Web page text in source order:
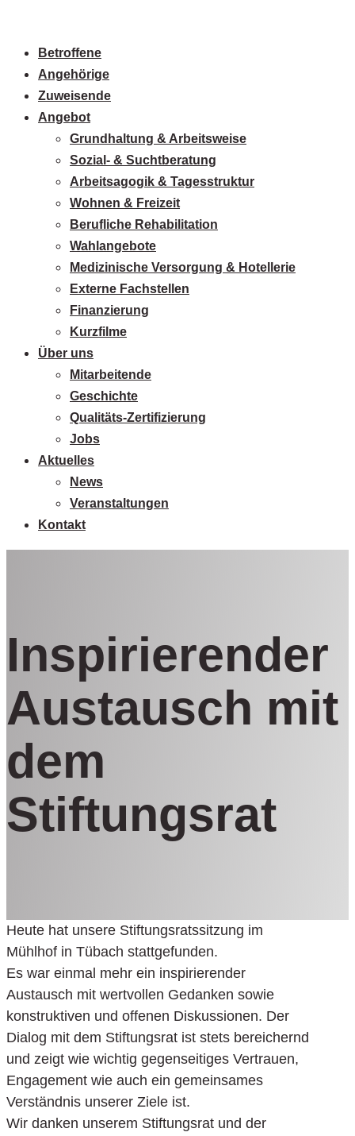
Betroffene
Angehörige
Zuweisende
Angebot
Grundhaltung & Arbeitsweise
Sozial- & Suchtberatung
Arbeitsagogik & Tagesstruktur
Wohnen & Freizeit
Berufliche Rehabilitation
Wahlangebote
Medizinische Versorgung & Hotellerie
Externe Fachstellen
Finanzierung
Kurzfilme
Über uns
Mitarbeitende
Geschichte
Qualitäts-Zertifizierung
Jobs
Aktuelles
News
Veranstaltungen
Kontakt
Inspirierender
Austausch mit
dem
Stiftungsrat
Heute hat unsere Stiftungsratssitzung im
Mühlhof in Tübach stattgefunden.
Es war einmal mehr ein inspirierender
Austausch mit wertvollen Gedanken sowie
konstruktiven und offenen Diskussionen. Der
Dialog mit dem Stiftungsrat ist stets bereichernd
und zeigt wie wichtig gegenseitiges Vertrauen,
Engagement wie auch ein gemeinsames
Verständnis unserer Ziele ist.
Wir danken unserem Stiftungsrat und der